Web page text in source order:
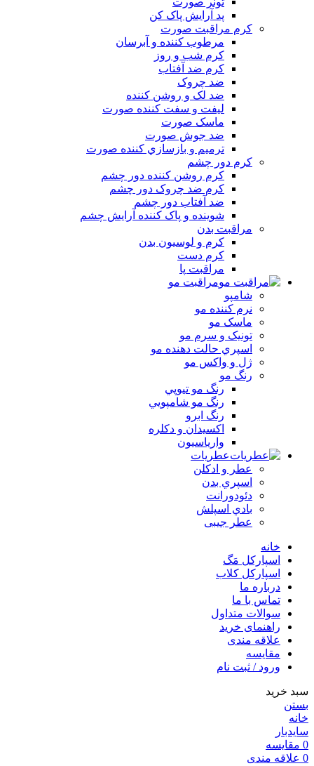
پد آرايش پاک کن
کرم مراقبت صورت
مرطوب کننده و آبرسان
کرم شب و روز
کرم ضد آفتاب
ضد چروک
ضد لک و روشن کننده
ليفت و سفت کننده صورت
ماسک صورت
ضد جوش صورت
ترميم و بازسازي کننده صورت
کرم دور چشم
کرم روشن کننده دور چشم
کرم ضد چروک دور چشم
ضد آفتاب دور چشم
شوينده و پاک کننده آرايش چشم
مراقبت بدن
کرم و لوسيون بدن
کرم دست
مراقبت پا
مراقبت مو
شامپو
نرم کننده مو
ماسک مو
تونيک و سرم مو
اسپري حالت دهنده مو
ژل و واکس مو
رنگ مو
رنگ مو تيوپي
رنگ مو شامپويي
رنگ ابرو
اکسيدان و دکلره
وارياسيون
عطریات
عطر و ادکلن
اسپري بدن
دئودورانت
بادي اسپلش
عطر جيبی
خانه
اسپارکل مَگ
اسپارکل کلاب
درباره ما
تماس با ما
سوالات متداول
راهنمای خرید
علاقه مندی
مقایسه
ورود / ثبت نام
سبد خرید
بستن
خانه
سایدبار
0 مقایسه
0 علاقه مندی